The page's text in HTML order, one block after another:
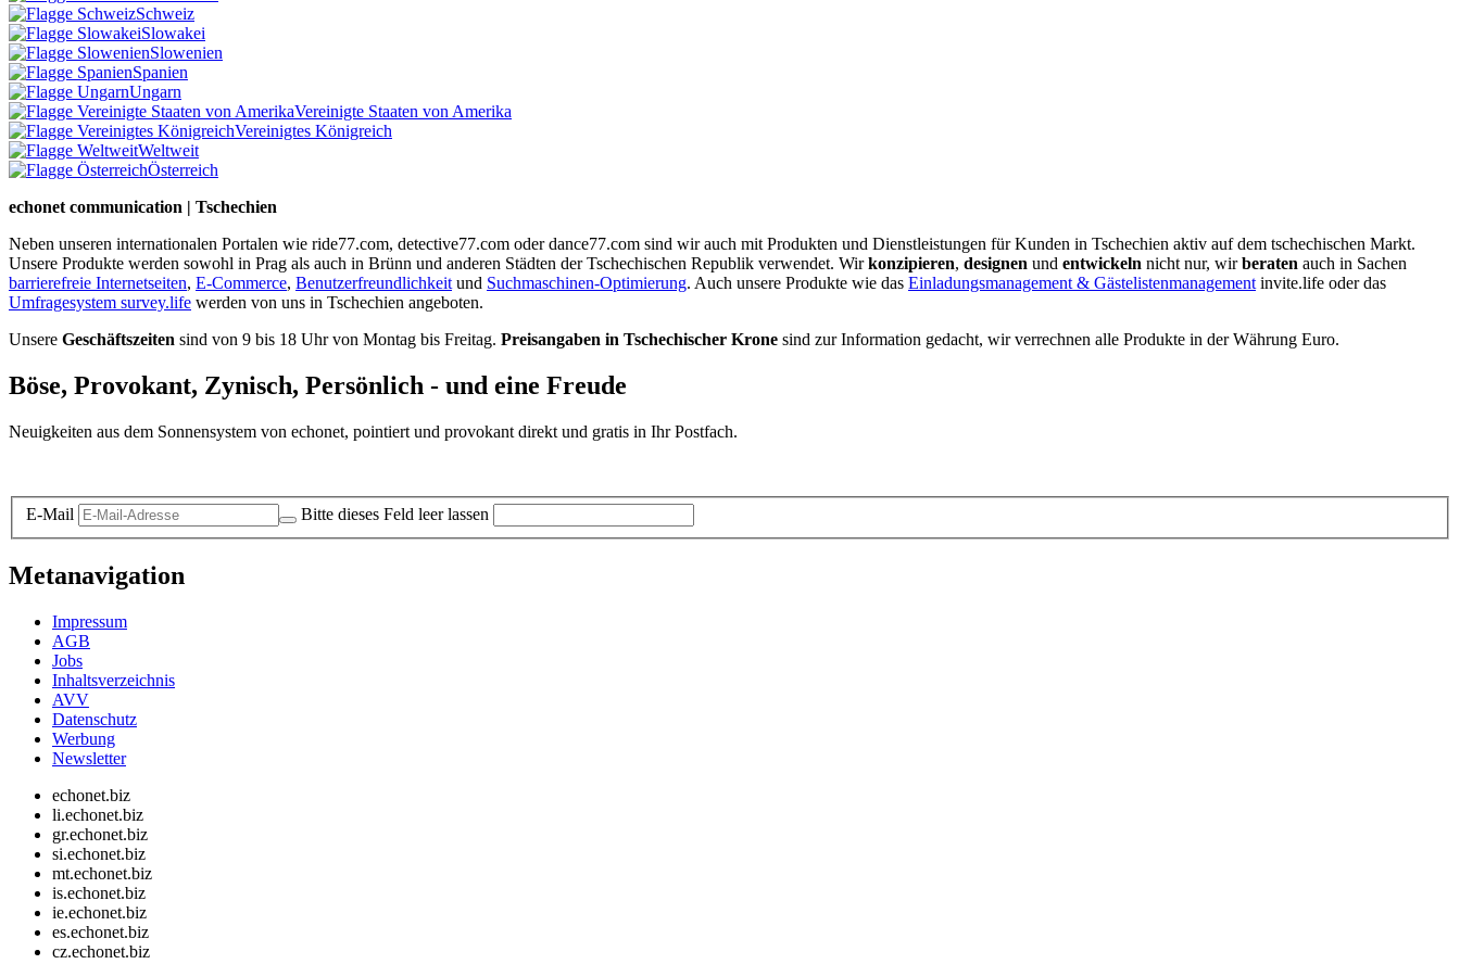
Schweiz
Slowakei
Slowenien
Spanien
Ungarn
Vereinigte Staaten von Amerika
Vereinigtes Königreich
Weltweit
Österreich
echonet communication | Tschechien
Neben unseren internationalen Portalen wie ride77.com, detective77.com oder dance77.com sind wir auch mit Produkten und Dienstleistungen für Kunden in Tschechien aktiv auf dem tschechischen Markt.
Unsere Produkte werden sowohl in Prag als auch in Brünn und anderen Städten der Tschechischen Republik verwendet. Wirkonzipieren, designen und entwickeln nicht nur, wirberaten auch in Sachen
barrierefreie Internetseiten, E-Commerce, Benutzerfreundlichkeit und Suchmaschinen-Optimierung. Auch unsere Produkte wie das Einladungsmanagement & Gästelistenmanagement invite.life oder das
Umfragesystem survey.life werden von uns in Tschechien angeboten.
Unsere Geschäftszeiten sind von 9 bis 18 Uhr von Montag bis Freitag. Preisangaben in Tschechischer Krone sind zur Information gedacht, wir verrechnen alle Produkte in der Währung Euro.
Böse, Provokant, Zynisch, Persönlich - und eine Freude
Neuigkeiten aus dem Sonnensystem von echonet, pointiert und provokant direkt und gratis in Ihr Postfach.
E-Mail Bitte dieses Feld leer lassen
Metanavigation
Impressum
AGB
Jobs
Inhaltsverzeichnis
AVV
Datenschutz
Werbung
Newsletter
echonet.biz
li.echonet.biz
gr.echonet.biz
si.echonet.biz
mt.echonet.biz
is.echonet.biz
ie.echonet.biz
es.echonet.biz
cz.echonet.biz